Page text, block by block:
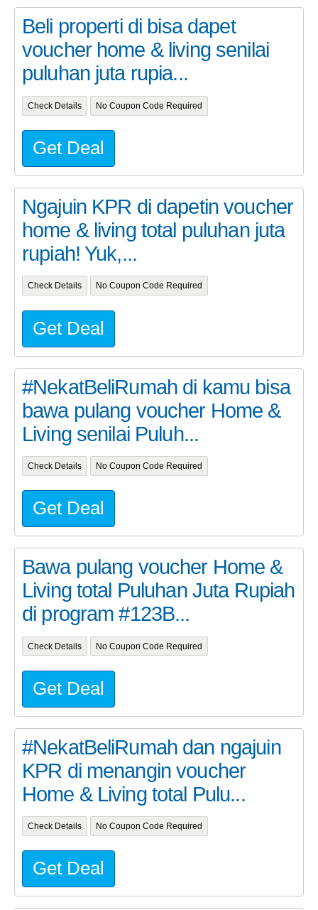
Beli properti di bisa dapet
voucher home & living senilai
puluhan juta rupia...
Check Details No Coupon Code Required
Get Deal
Ngajuin KPR di dapetin voucher
home & living total puluhan juta
rupiah! Yuk,...
Check Details No Coupon Code Required
Get Deal
#NekatBeliRumah di kamu bisa
bawa pulang voucher Home &
Living senilai Puluh...
Check Details No Coupon Code Required
Get Deal
Bawa pulang voucher Home &
Living total Puluhan Juta Rupiah
di program #123B...
Check Details No Coupon Code Required
Get Deal
#NekatBeliRumah dan ngajuin
KPR di menangin voucher
Home & Living total Pulu...
Check Details No Coupon Code Required
Get Deal